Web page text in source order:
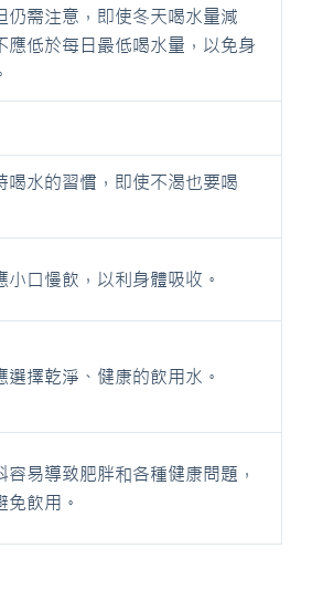
仍需注意，即使冬天喝水量減
應低於每日最低喝水量，以免身
喝水的習慣，即使不渴也要喝
小口慢飲，以利身體吸收。
選擇乾淨、健康的飲用水。
容易導致肥胖和各種健康問題，
免飲用。